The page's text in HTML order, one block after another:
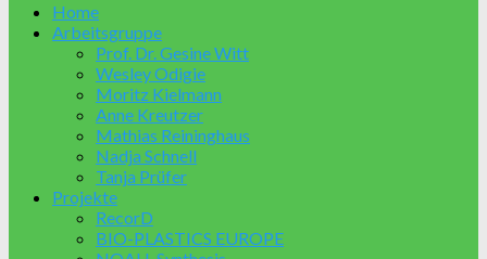
Home
Arbeitsgruppe
Prof. Dr. Gesine Witt
Wesley Odigie
Moritz Kielmann
Anne Kreutzer
Mathias Reininghaus
Nadja Schnell
Tanja Prüfer
Projekte
RecorD
BIO-PLASTICS EUROPE